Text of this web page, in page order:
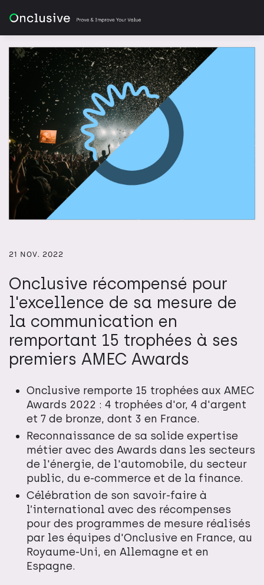
21 NOV. 2022
Onclusive récompensé pour
l'excellence de sa mesure de
la communication en
remportant 15 trophées à ses
premiers AMEC Awards
Onclusive remporte 15 trophées aux AMEC
Awards 2022 : 4 trophées d'or, 4 d'argent
et 7 de bronze, dont 3 en France.
Reconnaissance de sa solide expertise
métier avec des Awards dans les secteurs
de l'énergie, de l'automobile, du secteur
public, du e-commerce et de la finance.
Célébration de son savoir-faire à
l’international avec des récompenses
pour des programmes de mesure réalisés
par les équipes d'Onclusive en France, au
Royaume-Uni, en Allemagne et en
Espagne.